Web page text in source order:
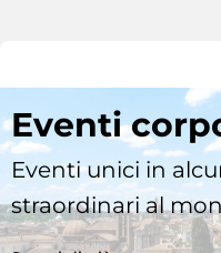
Eventi
Eventi unici in
straordinari al